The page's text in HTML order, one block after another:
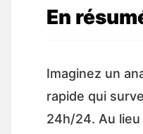
En
Imaginez un
rapide qui
24h/24. Au